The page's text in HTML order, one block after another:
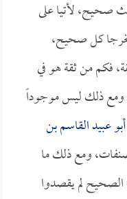
صحيح، لأتيا على
يخرجا كل صحيح،
فكم من ثقة هو في
ومع ذلك ليس موجوداً
أبو عبيد القاسم بن
ومع ذلك ما
لم يقصدوا